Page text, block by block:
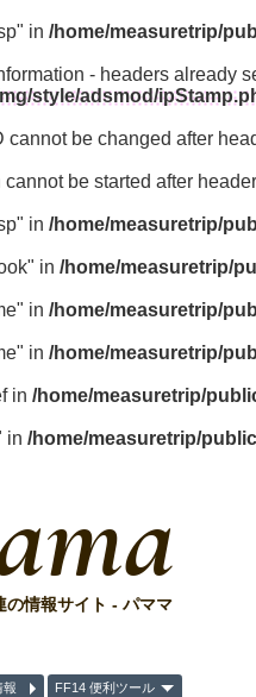
in /home/measuretrip/
- headers already
style/adsmod/
cannot be changed after
be started after
in /home/measuretrip/
in /home/measuretrip/
in /home/measuretrip/
in /home/measuretrip/
in /home/measuretrip/
in /home/measuretrip/
の情報サイト - パママ
報 FF14 便利ツール